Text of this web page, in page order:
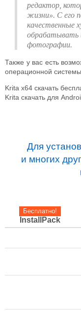
редактор,
жизни». С его
качественные
обрабатывать
фотографии.
Также у вас есть
операционной
Krita x64 скачать
Krita скачать для
Для
и многих
Бесплатно!
InstallPack